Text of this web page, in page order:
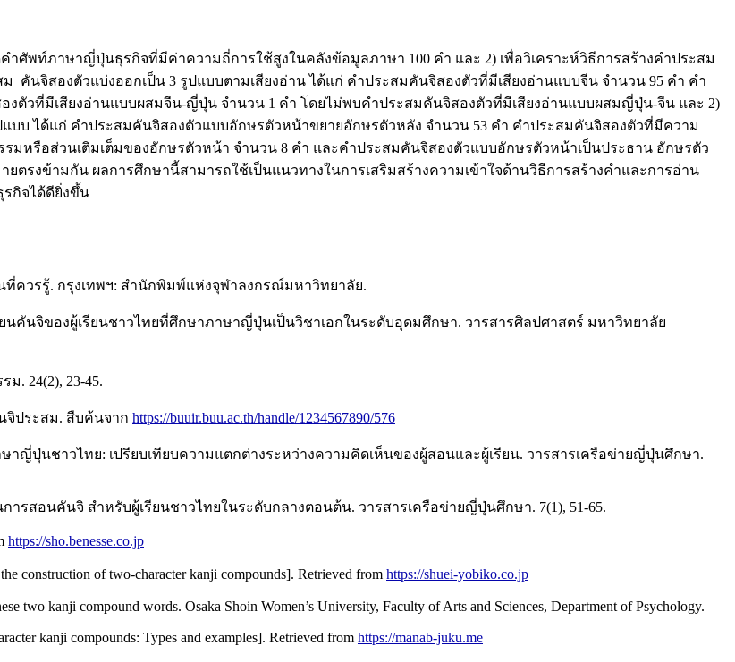
ศัพท์ภาษาญี่ปุ่นธุรกิจที่มีค่าความถี่การใช้สูงในคลังข้อมูลภาษา 100 คำ และ 2) เพื่อวิเคราะห์วิธีการสร้างคำประสม
คันจิสองตัวแบ่งออกเป็น 3 รูปแบบตามเสียงอ่าน ได้แก่ คำประสมคันจิสองตัวที่มีเสียงอ่านแบบจีน จำนวน 95 คำ คำ
ตัวที่มีเสียงอ่านแบบผสมจีน-ญี่ปุ่น จำนวน 1 คำ โดยไม่พบคำประสมคันจิสองตัวที่มีเสียงอ่านแบบผสมญี่ปุ่น-จีน และ 2)
บ ได้แก่ คำประสมคันจิสองตัวแบบอักษรตัวหน้าขยายอักษรตัวหลัง จำนวน 53 คำ คำประสมคันจิสองตัวที่มีความ
มหรือส่วนเติมเต็มของอักษรตัวหน้า จำนวน 8 คำ และคำประสมคันจิสองตัวแบบอักษรตัวหน้าเป็นประธาน อักษรตัว
รงข้ามกัน ผลการศึกษานี้สามารถใช้เป็นแนวทางในการเสริมสร้างความเข้าใจด้านวิธีการสร้างคำและการอ่าน
กิจได้ดียิ่งขึ้น
ควรรู้. กรุงเทพฯ: สำนักพิมพ์แห่งจุฬาลงกรณ์มหาวิทยาลัย.
คันจิของผู้เรียนชาวไทยที่ศึกษาภาษาญี่ปุ่นเป็นวิชาเอกในระดับอุดมศึกษา. วารสารศิลปศาสตร์ มหาวิทยาลัย
. 24(2), 23-45.
จิประสม. สืบค้นจาก https://buuir.buu.ac.th/handle/1234567890/576
ญี่ปุ่นชาวไทย: เปรียบเทียบความแตกต่างระหว่างความคิดเห็นของผู้สอนและผู้เรียน. วารสารเครือข่ายญี่ปุ่นศึกษา.
ารสอนคันจิ สำหรับผู้เรียนชาวไทยในระดับกลางตอนต้น. วารสารเครือข่ายญี่ปุ่นศึกษา. 7(1), 51-65.
https://sho.benesse.co.jp
construction of two-character kanji compounds]. Retrieved from https://shuei-yobiko.co.jp
two kanji compound words. Osaka Shoin Women’s University, Faculty of Arts and Sciences, Department of Psychology.
kanji compounds: Types and examples]. Retrieved from https://manab-juku.me